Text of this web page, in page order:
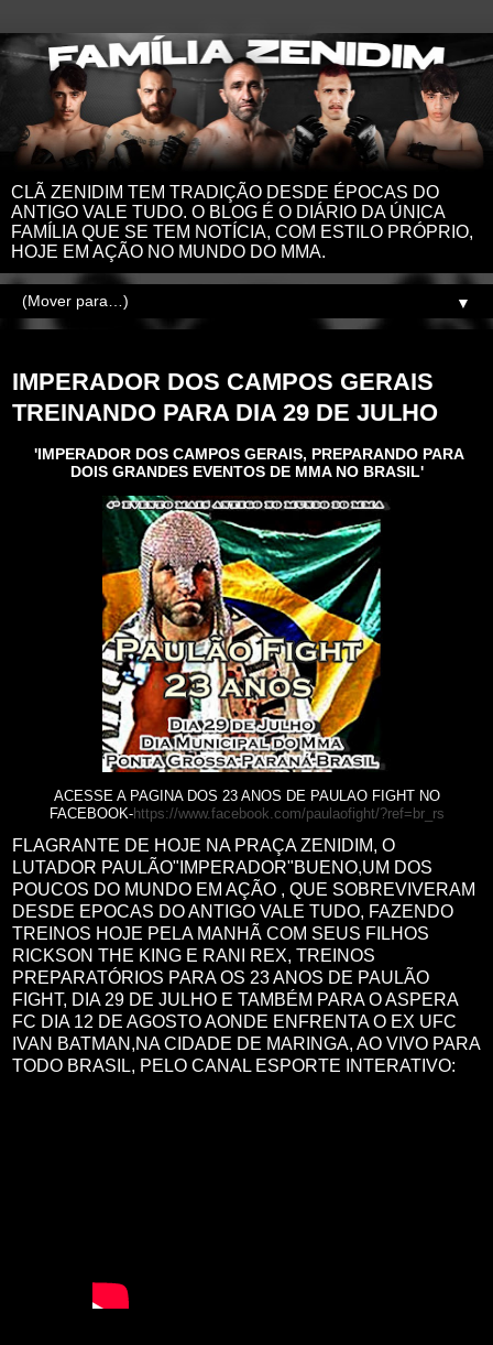
CLÃ ZENIDIM TEM TRADIÇÃO DESDE ÉPOCAS DO
ANTIGO VALE TUDO. O BLOG É O DIÁRIO DA ÚNICA
FAMÍLIA QUE SE TEM NOTÍCIA, COM ESTILO PRÓPRIO,
HOJE EM AÇÃO NO MUNDO DO MMA.
▼
IMPERADOR DOS CAMPOS GERAIS
TREINANDO PARA DIA 29 DE JULHO
'IMPERADOR DOS CAMPOS GERAIS, PREPARANDO PARA
DOIS GRANDES EVENTOS DE MMA NO BRASIL'
ACESSE A PAGINA DOS 23 ANOS DE PAULAO FIGHT NO
FACEBOOK-https://www.facebook.com/paulaofight/?ref=br_rs
FLAGRANTE DE HOJE NA PRAÇA ZENIDIM, O
LUTADOR PAULÃO"IMPERADOR"BUENO,UM DOS
POUCOS DO MUNDO EM AÇÃO , QUE SOBREVIVERAM
DESDE EPOCAS DO ANTIGO VALE TUDO, FAZENDO
TREINOS HOJE PELA MANHÃ COM SEUS FILHOS
RICKSON THE KING E RANI REX, TREINOS
PREPARATÓRIOS PARA OS 23 ANOS DE PAULÃO
FIGHT, DIA 29 DE JULHO E TAMBÉM PARA O ASPERA
FC DIA 12 DE AGOSTO AONDE ENFRENTA O EX UFC
IVAN BATMAN,NA CIDADE DE MARINGA, AO VIVO PARA
TODO BRASIL, PELO CANAL ESPORTE INTERATIVO: